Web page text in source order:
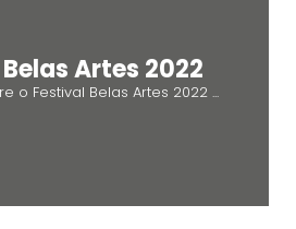
Artes 2022
o Festival Belas Artes 2022 ...